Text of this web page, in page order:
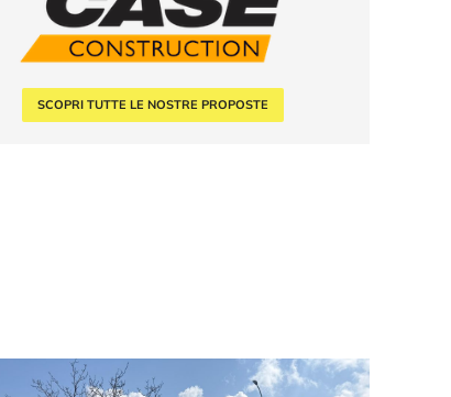
SCOPRI TUTTE LE NOSTRE PROPOSTE